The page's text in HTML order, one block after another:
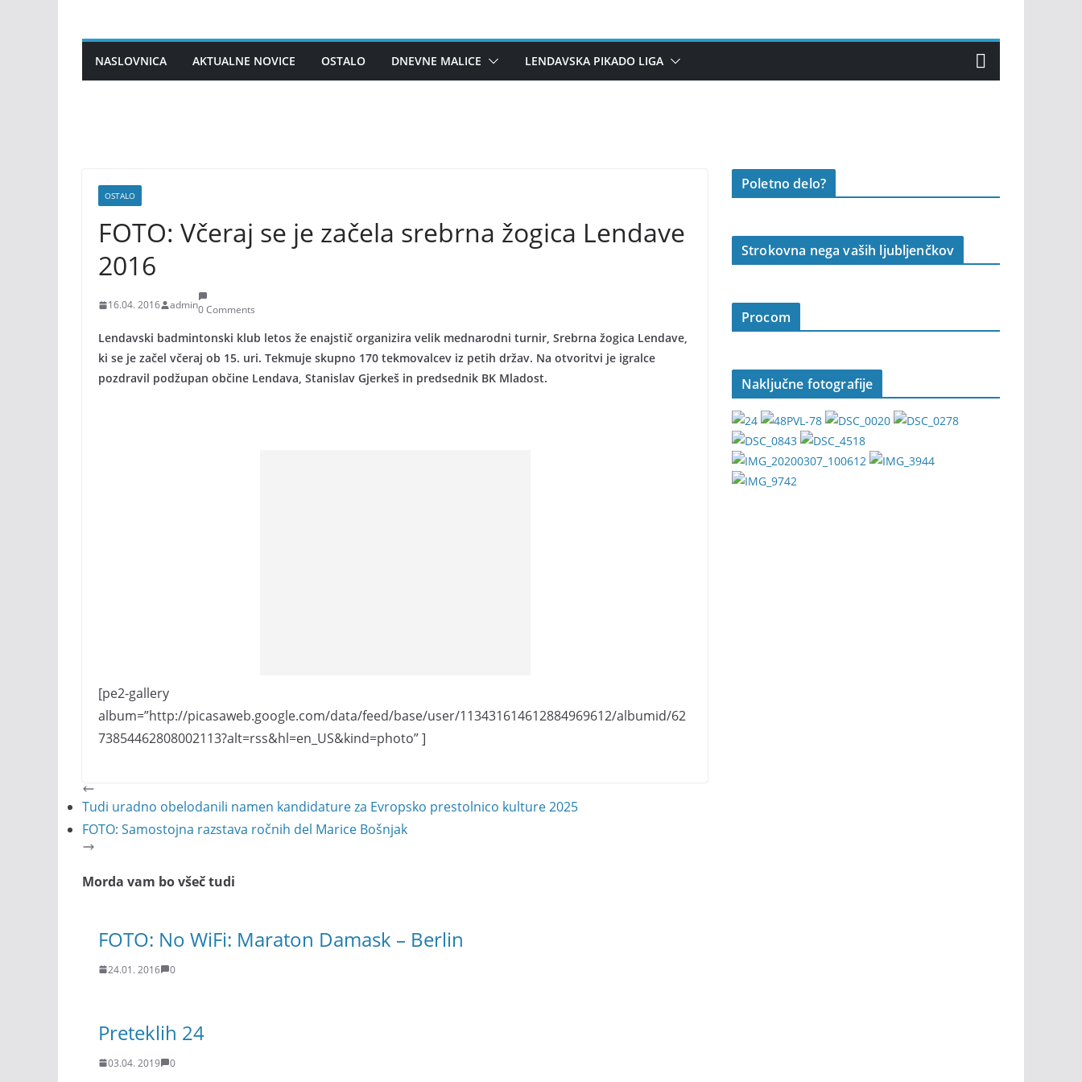
contentNASLOVNICA AKTUALNE NOVICE OSTALO DNEVNE MALICE LENDAVSKA PIKADO LIGA
OSTALO
FOTO: Včeraj se je začela srebrna žogica Lendave
2016
16.04. 2016 admin0 Comments
Lendavski badmintonski klub letos že enajstič organizira velik mednarodni turnir, Srebrna žogica Lendave,
ki se je začel včeraj ob 15. uri. Tekmuje skupno 170 tekmovalcev iz petih držav. Na otvoritvi je igralce
pozdravil podžupan občine Lendava, Stanislav Gjerkeš in predsednik BK Mladost.
[pe2-gallery
album=”http://picasaweb.google.com/data/feed/base/user/113431614612884969612/albumid/62
73854462808002113?alt=rss&hl=en_US&kind=photo” ]
Tudi uradno obelodanili namen kandidature za Evropsko prestolnico kulture 2025
FOTO: Samostojna razstava ročnih del Marice Bošnjak
Morda vam bo všeč tudi
FOTO: No WiFi: Maraton Damask – Berlin
24.01. 2016 0
Preteklih 24
03.04. 2019 0
Poletno delo?
Strokovna nega vaših ljubljenčkov
Procom
Naključne fotografije